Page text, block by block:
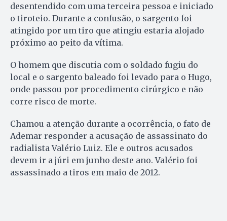
desentendido com uma terceira pessoa e iniciado
o tiroteio. Durante a confusão, o sargento foi
atingido por um tiro que atingiu estaria alojado
próximo ao peito da vítima.
O homem que discutia com o soldado fugiu do
local e o sargento baleado foi levado para o Hugo,
onde passou por procedimento cirúrgico e não
corre risco de morte.
Chamou a atenção durante a ocorrência, o fato de
Ademar responder a acusação de assassinato do
radialista Valério Luiz. Ele e outros acusados
devem ir a júri em junho deste ano. Valério foi
assassinado a tiros em maio de 2012.